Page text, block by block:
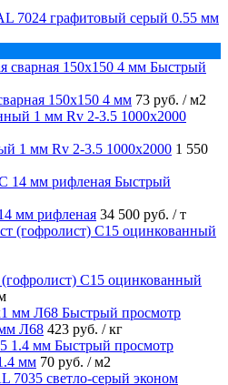
7024 графитовый серый 0.55 мм
Быстрый
150х150 4 мм 73 руб. / м2
1 мм Rv 2-3.5 1000х2000 1 550
Быстрый
мм рифленая 34 500 руб. / т
С15 оцинкованный
Быстрый просмотр
Л68 423 руб. / кг
Быстрый просмотр
мм 70 руб. / м2